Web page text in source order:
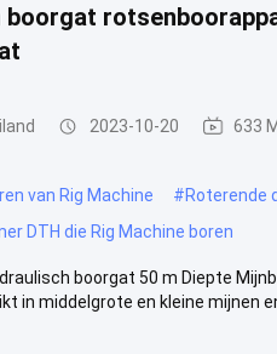
boorgat
2023-10-20 633
van Rig Machine #Roterende
DTH die Rig Machine boren
boorgat 50 m Diepte
in middelgrote en kleine mijnen